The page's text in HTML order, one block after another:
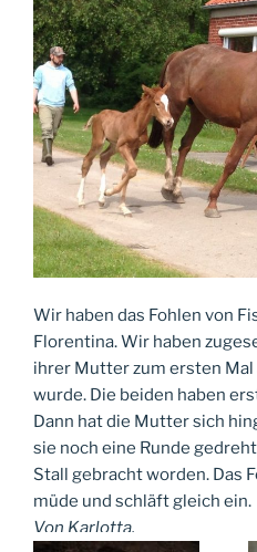
Wir haben das Fohlen von
Florentina. Wir haben
ihrer Mutter zum ersten
wurde. Die beiden haben
Dann hat die Mutter sich
sie noch eine Runde
Stall gebracht worden. Das
müde und schläft gleich ein.
Von Karlotta.